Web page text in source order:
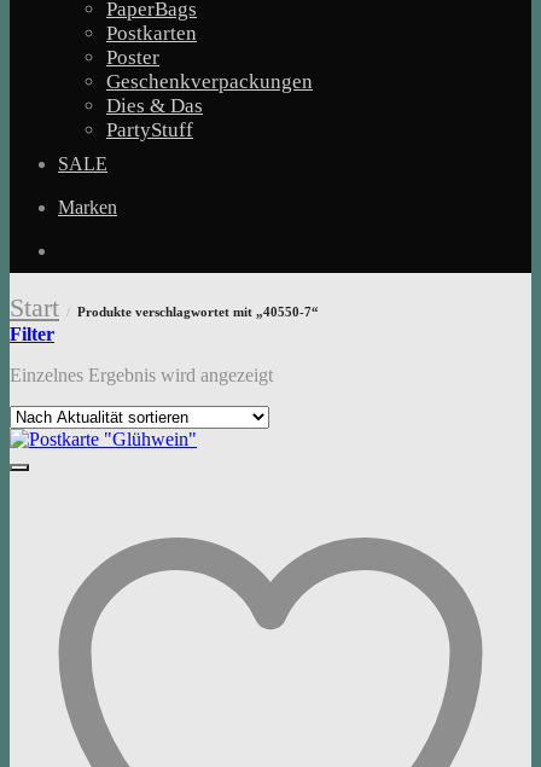
PaperBags
Postkarten
Poster
Geschenkverpackungen
Dies & Das
PartyStuff
SALE
Marken
Start / Produkte verschlagwortet mit „40550-7“
Filter
Einzelnes Ergebnis wird angezeigt